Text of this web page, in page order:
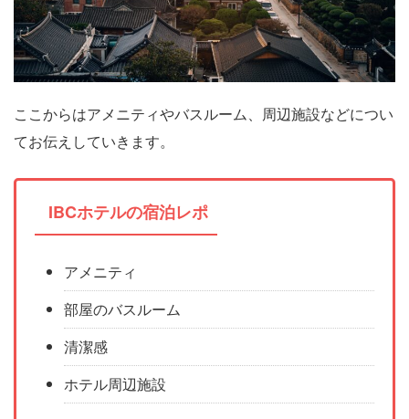
ここからはアメニティやバスルーム、周辺施設などについ
てお伝えしていきます。
IBCホテルの宿泊レポ
アメニティ
部屋のバスルーム
清潔感
ホテル周辺施設